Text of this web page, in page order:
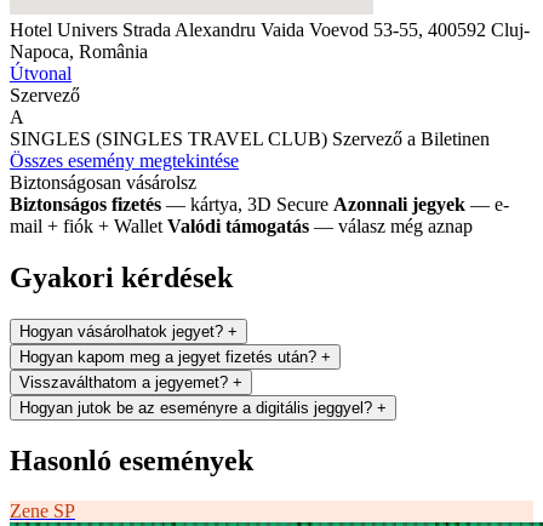
Hotel Univers Strada Alexandru Vaida Voevod 53-55, 400592 Cluj-
Napoca, România
Útvonal
Szervező
A
SINGLES (SINGLES TRAVEL CLUB) Szervező a Biletinen
Összes esemény megtekintése
Biztonságosan vásárolsz
Biztonságos fizetés — kártya, 3D Secure Azonnali jegyek — e-
mail + fiók + Wallet Valódi támogatás — válasz még aznap
Gyakori kérdések
Hogyan vásárolhatok jegyet? +
Hogyan kapom meg a jegyet fizetés után? +
Visszaválthatom a jegyemet? +
Hogyan jutok be az eseményre a digitális jeggyel? +
Hasonló események
Zene SP